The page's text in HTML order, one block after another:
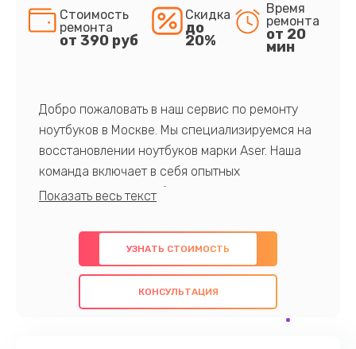
Стоимость
ремонта
от 390 руб
Скидка
до
20%
Время
ремонта
от 20
мин
Добро пожаловать в наш сервис по ремонту
ноутбуков в Москве. Мы специализируемся на
восстановлении ноутбуков марки Aser. Наша
команда включает в себя опытных
профессионалов с обширными знаниями и
предлагаем быстрый и качественный ремонт с
использованием оригинальных компонентов, а
также гарантируем качество всех
проведенных работ. Наша цель - предоставить
УЗНАТЬ СТОИМОСТЬ
КОНСУЛЬТАЦИЯ